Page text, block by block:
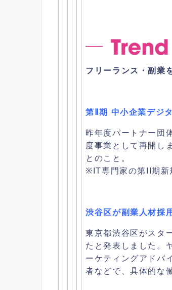
フリーランス・副業
第Ⅱ期 中小企業デジ
昨年度パートナー団
度事業として再開し
とのこと。
※IT専門家の第II期新
渋谷区が副業人材採用
東京都渋谷区がスタ
たと発表しました。
ーケテ ィングアドバ
者などで、具体的な